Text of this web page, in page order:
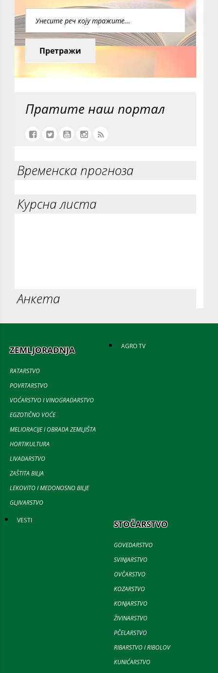
Претражи
Пратите наш портал
Временска прогноза
Курсна листа
Анкета
ZEMLJORADNJA
RATARSTVO
POVRTARSTVO
VOĆARSTVO I VINOGRADARSTVO
EGZOTIČNO VOĆE
MELIORACIJE I OBRADA ZEMLJIŠTA
HORTIKULTURA
LIVADARSTVO
ZAŠTITA BILJA
LEKOVITO I MEDONOSNO BILJE
GLJIVARSTVO
AGRO TV
VESTI STOČARSTVO
GOVEDARSTVO
SVINJARSTVO
OVČARSTVO
KOZARSTVO
KONJARSTVO
ŽIVINARSTVO
PČELARSTVO
RIBARSTVO I RIBOLOV
KUNIĆARSTVO